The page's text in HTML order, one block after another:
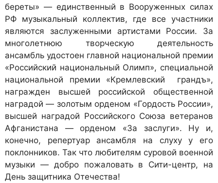
береты» — единственный в Вооруженных силах
РФ музыкальный коллектив, где все участники
являются заслуженными артистами России. За
многолетнюю творческую деятельность
ансамбль удостоен главной национальной премии
«Российский национальный Олимп», специальной
национальной премии «Кремлевский грандъ»,
награжден высшей российской общественной
наградой — золотым орденом «Гордость России»,
высшей наградой Российского Союза ветеранов
Афганистана — орденом «За заслуги». Ну и,
конечно, репертуар ансамбля на слуху у его
поклонников. Так что любителям суровой военной
музыки — добро пожаловать в Сити-центр, на
День защитника Отечества!